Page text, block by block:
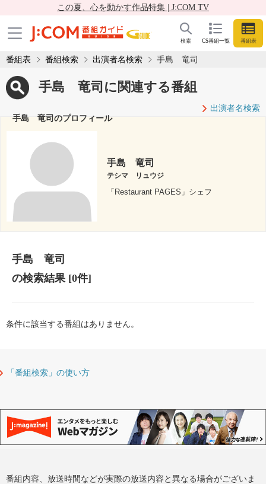
この夏、心を動かす作品特集 | J:COM TV
CS番組一覧 番組表
検索
番組表 番組検索 出演者名検索 手島 竜司
手島 竜司に関連する番組
出演者名検索
手島 竜司のプロフィール
手島 竜司
テシマ リュウジ
「Restaurant PAGES」シェフ
手島 竜司
の検索結果[0件]
条件に該当する番組はありません。
「番組検索」の使い方
番組内容、放送時間などが実際の放送内容と異なる場合がございま